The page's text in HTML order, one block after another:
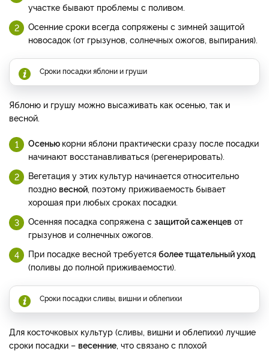
участке бывают проблемы с поливом.
Осенние сроки всегда сопряжены с зимней защитой
новосадок (от грызунов, солнечных ожогов, выпирания).
Сроки посадки яблони и груши
Яблоню и грушу можно высаживать как осенью, так и
весной.
Осенью корни яблони практически сразу после посадки
начинают восстанавливаться (регенерировать).
Вегетация у этих культур начинается относительно
поздно весной, поэтому приживаемость бывает
хорошая при любых сроках посадки.
Осенняя посадка сопряжена с защитой саженцев от
грызунов и солнечных ожогов.
При посадке весной требуется более тщательный уход
(поливы до полной приживаемости).
Сроки посадки сливы, вишни и облепихи
Для косточковых культур (сливы, вишни и облепихи) лучшие
сроки посадки – весенние, что связано с плохой